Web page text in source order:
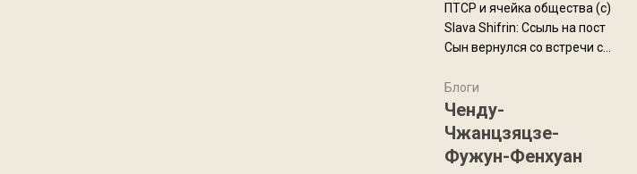
ПТСР и ячейка общества (с)
Slava Shifrin: Ссыль на пост
Сын вернулся со встречи с
уже, как демобилизовались,
а продолжают встречаться
почти каждую неделю) и с
порога сообщил: "Эйтан
разводится!" Эйтан -
Блоги
Ченду-
Чжанцзяцзе-
Фужун-Фенхуан